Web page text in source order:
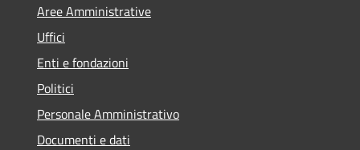
Aree Amministrative
Uffici
Enti e fondazioni
Politici
Personale Amministrativo
Documenti e dati